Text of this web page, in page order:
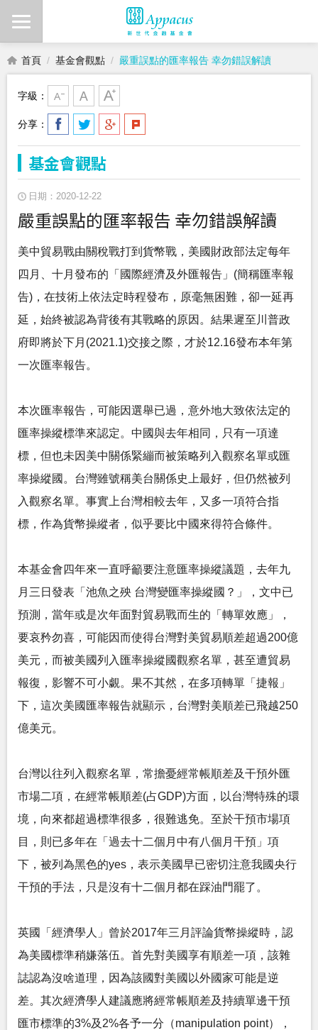
首頁 基金會觀點 嚴重誤點的匯率報告 幸勿錯誤解讀
字級：
分享：
基金會觀點
日期：2020-12-22
嚴重誤點的匯率報告 幸勿錯誤解讀
美中貿易戰由關稅戰打到貨幣戰，美國財政部法定每年
四月、十月發布的「國際經濟及外匯報告」(簡稱匯率報
告)，在技術上依法定時程發布，原毫無困難，卻一延再
延，始終被認為背後有其戰略的原因。結果遲至川普政
府即將於下月(2021.1)交接之際，才於12.16發布本年第
一次匯率報告。
本次匯率報告，可能因選舉已過，意外地大致依法定的
匯率操縱標準來認定。中國與去年相同，只有一項達
標，但也未因美中關係緊繃而被策略列入觀察名單或匯
率操縱國。台灣雖號稱美台關係史上最好，但仍然被列
入觀察名單。事實上台灣相較去年，又多一項符合指
標，作為貨幣操縱者，似乎要比中國來得符合條件。
本基金會四年來一直呼籲要注意匯率操縱議題，去年九
月三日發表「池魚之殃 台灣變匯率操縱國？」，文中已
預測，當年或是次年面對貿易戰而生的「轉單效應」，
要哀矜勿喜，可能因而使得台灣對美貿易順差超過200億
美元，而被美國列入匯率操縱國觀察名單，甚至遭貿易
報復，影響不可小覷。果不其然，在多項轉單「捷報」
下，這次美國匯率報告就顯示，台灣對美順差已飛越250
億美元。
台灣以往列入觀察名單，常擔憂經常帳順差及干預外匯
市場二項，在經常帳順差(占GDP)方面，以台灣特殊的環
境，向來都超過標準很多，很難逃免。至於干預市場項
目，則已多年在「過去十二個月中有八個月干預」項
下，被列為黑色的yes，表示美國早已密切注意我國央行
干預的手法，只是沒有十二個月都在踩油門罷了。
英國「經濟學人」曾於2017年三月評論貨幣操縱時，認
為美國標準稍嫌落伍。首先對美國享有順差一項，該雜
誌認為沒啥道理，因為該國對美國以外國家可能是逆
差。其次經濟學人建議應將經常帳順差及持續單邊干預
匯市標準的3%及2%各予一分（manipulation point），